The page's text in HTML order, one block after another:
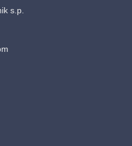
s.p.